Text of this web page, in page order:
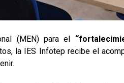
(MEN) para el
la IES Infotep recibe el